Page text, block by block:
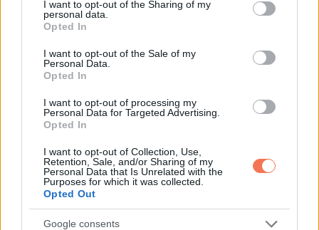
not limited to your visit or usage behaviour. You may click to
grant or deny consent to Google and its third-party tags to
use your data for below specified purposes in below Google
consent section.
I want to opt-out of the Sharing of my
personal data.
Opted In
I want to opt-out of the Sale of my
Personal Data.
Opted In
I want to opt-out of processing my
Personal Data for Targeted Advertising.
Opted In
I want to opt-out of Collection, Use,
Retention, Sale, and/or Sharing of my
Personal Data that Is Unrelated with the
Purposes for which it was collected.
Opted Out
Google consents
Oszd meg ezt a posztot:
Email
ELŐZŐ POSZT
Ezeknek a csillagjegyeknek 2024